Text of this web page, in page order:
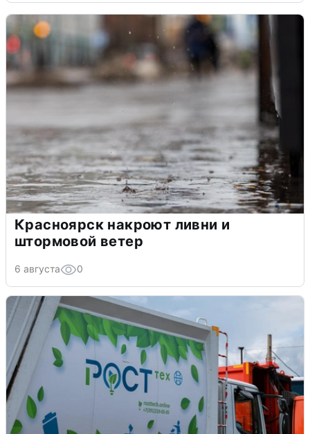
Красноярск накроют ливни и
штормовой ветер
6 августа 0